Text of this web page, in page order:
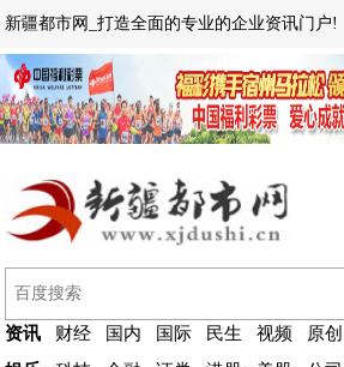
新疆都市网_打造全面的专业的企业资讯门户!
资讯 财经 国内 国际 民生 视频 原创